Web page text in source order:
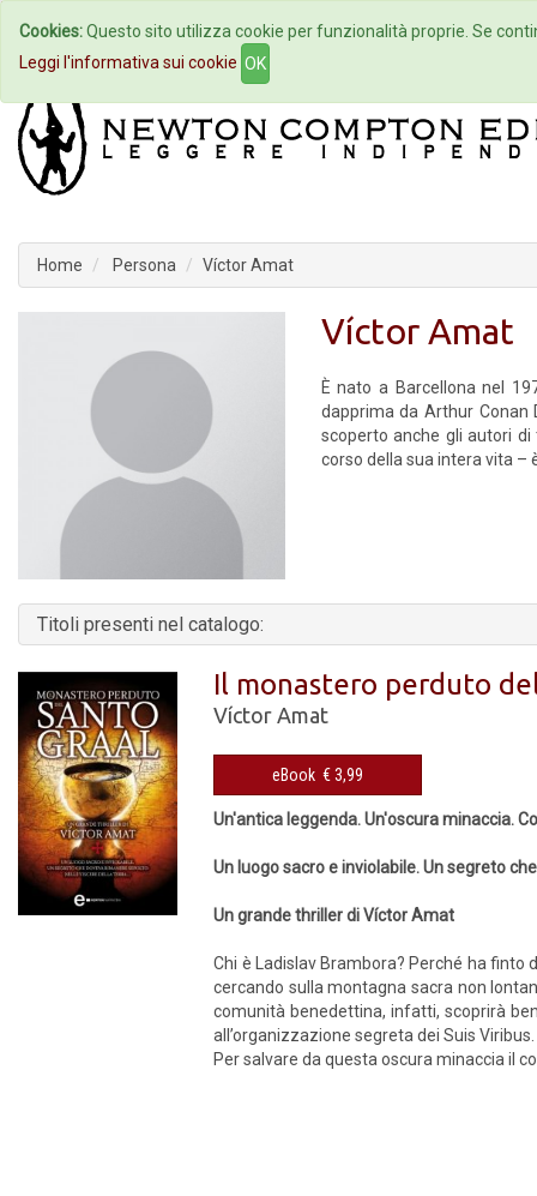
Home Autori Eventi
Home Persona Víctor Amat
Víctor Amat
È nato a Barcellona nel
dapprima da Arthur Conan
scoperto anche gli autori
corso della sua intera vita –
Titoli presenti nel catalogo:
Il monastero perduto
Víctor Amat
eBook € 3,99
Un'antica leggenda. Un'oscura minaccia.
Un luogo sacro e inviolabile. Un segreto
Un grande thriller diVíctorAmat
Chi è Ladislav Brambora? Perché ha
cercando sulla montagna sacra non
comunità benedettina, infatti, scoprirà
all’organizzazione segreta dei Suis Viribus.
Per salvare da questa oscura minaccia il
Cookies:Questo sito utilizza cookie per funzionalità proprie. Se
Leggi l'informativa sui cookie OK